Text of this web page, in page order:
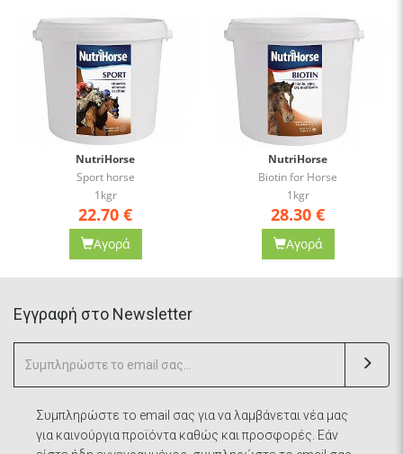
NutriHorse
Sport horse
1kgr
22.70 €
Αγορά
NutriHorse
Biotin for Horse
1kgr
28.30 €
Αγορά
Eγγραφή στο Newsletter
Συμπληρώστε το email σας για να λαμβάνεται νέα μας
για καινούργια προϊόντα καθώς και προσφορές. Εάν